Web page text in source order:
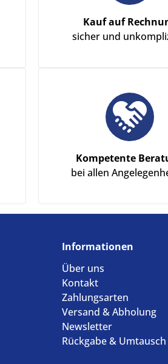
Kauf auf
sicher und
Kompetente
bei allen
Informationen
Über uns
Kontakt
Zahlungsarten
Versand & Abholung
Newsletter
Rückgabe & Umtausch